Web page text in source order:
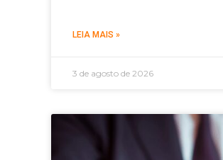
LEIA MAIS »
3 de agosto de 2026